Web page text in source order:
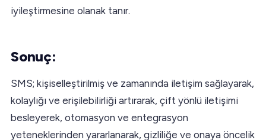
iyileştirmesine olanak tanır.
Sonuç:
SMS; kişiselleştirilmiş ve zamanında iletişim sağlayarak,
kolaylığı ve erişilebilirliği artırarak, çift yönlü iletişimi
besleyerek, otomasyon ve entegrasyon
yeteneklerinden yararlanarak, gizliliğe ve onaya öncelik